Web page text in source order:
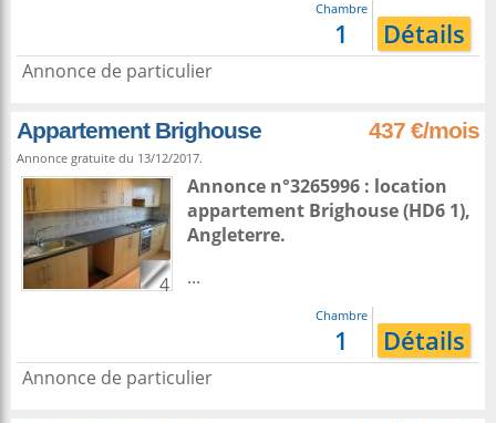
Chambre
1 Détails
Annonce de particulier
Appartement Brighouse 437 €/mois
Annonce gratuite du 13/12/2017.
4
Annonce n°3265996 : location
appartement Brighouse(HD6 1),
Angleterre.
...
Chambre
1 Détails
Annonce de particulier